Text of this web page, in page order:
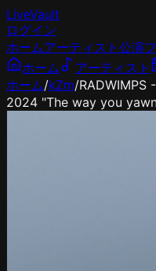
LiveVault
ログイン
ホームアーティスト 公演
ホーム
アーティスト
ホーム/kZm/RADWIMPS
2024 "The way you